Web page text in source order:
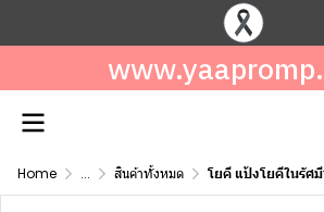
Home ... สินค้าทั้งหมด โยคี แป้งโยคีในรัศมี